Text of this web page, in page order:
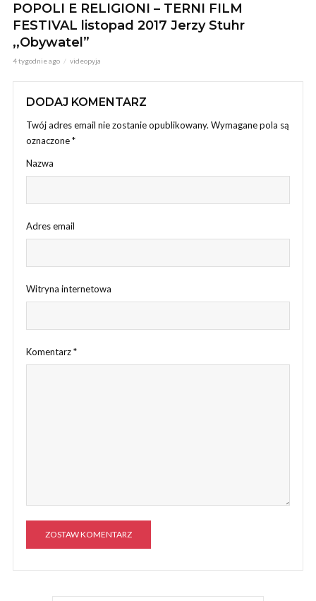
POPOLI E RELIGIONI – TERNI FILM
FESTIVAL listopad 2017 Jerzy Stuhr
,,Obywatel”
4 tygodnie ago videopyja
DODAJ KOMENTARZ
Twój adres email nie zostanie opublikowany. Wymagane pola są
oznaczone*
Nazwa
Adres email
Witryna internetowa
Komentarz*
A